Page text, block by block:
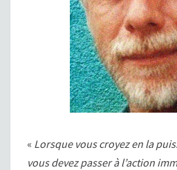
« Lorsque vous croyez en la
vous devez passer à l’action